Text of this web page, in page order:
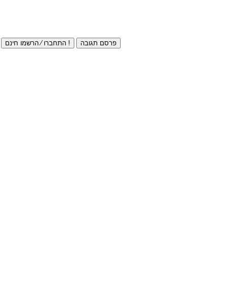
התחברו ⁄ הרשמו חינם ! פרסם תגובה